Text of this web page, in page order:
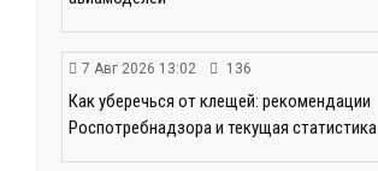
7 Авг 2026 13:02 136
Как уберечься от клещей: рекомендации
Роспотребнадзора и текущая статистика